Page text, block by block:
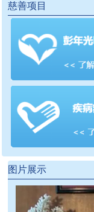
慈善项目
图片展示